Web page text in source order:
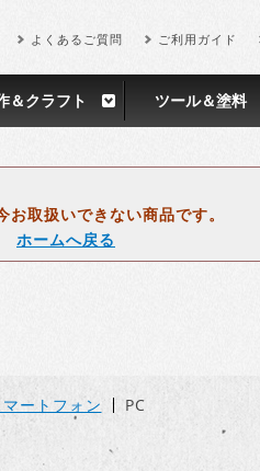
よくあるご質問 ご利用ガイド
＆クラフト ツール＆塗料
取扱いできない商品です。
ホームへ戻る
マートフォン PC